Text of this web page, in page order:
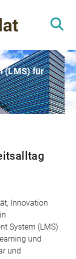
(LMS) für
Innovation
System (LMS)
und
und